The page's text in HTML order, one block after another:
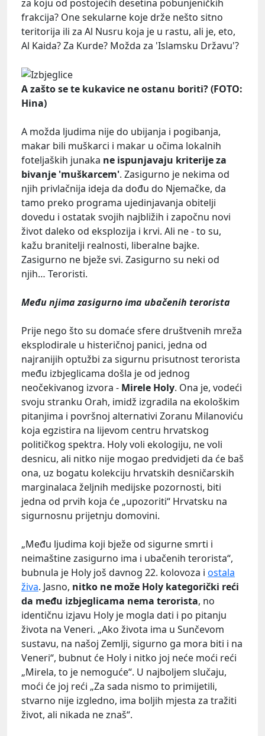
za koju od postojećih desetina pobunjeničkih
frakcija? One sekularne koje drže nešto sitno
teritorija ili za Al Nusru koja je u rastu, ali je, eto,
Al Kaida? Za Kurde? Možda za 'Islamsku Državu'?
A zašto se te kukavice ne ostanu boriti? (FOTO:
Hina)
A možda ljudima nije do ubijanja i pogibanja,
makar bili muškarci i makar u očima lokalnih
foteljaških junaka ne ispunjavaju kriterije za
bivanje 'muškarcem'. Zasigurno je nekima od
njih privlačnija ideja da dođu do Njemačke, da
tamo preko programa ujedinjavanja obitelji
dovedu i ostatak svojih najbližih i započnu novi
život daleko od eksplozija i krvi. Ali ne - to su,
kažu branitelji realnosti, liberalne bajke.
Zasigurno ne bježe svi. Zasigurno su neki od
njih… Teroristi.
Među njima zasigurno ima ubačenih terorista
Prije nego što su domaće sfere društvenih mreža
eksplodirale u histeričnoj panici, jedna od
najranijih optužbi za sigurnu prisutnost terorista
među izbjeglicama došla je od jednog
neočekivanog izvora - Mirele Holy. Ona je, vodeći
svoju stranku Orah, imidž izgradila na ekološkim
pitanjima i površnoj alternativi Zoranu Milanoviću
koja egzistira na lijevom centru hrvatskog
političkog spektra. Holy voli ekologiju, ne voli
desnicu, ali nitko nije mogao predvidjeti da će baš
ona, uz bogatu kolekciju hrvatskih desničarskih
marginalaca željnih medijske pozornosti, biti
jedna od prvih koja će „upozoriti“ Hrvatsku na
sigurnosnu prijetnju domovini.
„Među ljudima koji bježe od sigurne smrti i
neimaštine zasigurno ima i ubačenih terorista“,
bubnula je Holy još davnog 22. kolovoza i ostala
živa. Jasno, nitko ne može Holy kategorički reći
da među izbjeglicama nema terorista, no
identičnu izjavu Holy je mogla dati i po pitanju
života na Veneri. „Ako života ima u Sunčevom
sustavu, na našoj Zemlji, sigurno ga mora biti i na
Veneri“, bubnut će Holy i nitko joj neće moći reći
„Mirela, to je nemoguće“. U najboljem slučaju,
moći će joj reći „Za sada nismo to primijetili,
stvarno nije izgledno, ima boljih mjesta za tražiti
život, ali nikada ne znaš“.